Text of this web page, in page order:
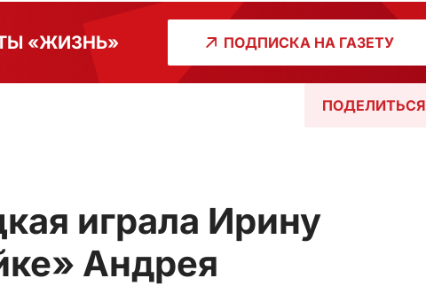
«ЖИЗНЬ» ПОДПИСКА НА ГАЗЕТУ
ПОДЕЛИТЬСЯ
играла Ирину
Андрея